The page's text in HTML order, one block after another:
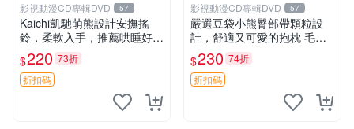
影視動漫CD專輯DVD 57
Kaichi凱馳萌熊設計安撫搖
鈴，柔軟入手，推薦哄睡好選
擇 熊公仔 安撫玩具 喂食環
$220 73折
折扣碼
影視動漫CD專輯DVD 57
嚴選豆袋小熊臀部帶顆粒設
計，舒適又可愛的抱枕 毛絨
抱枕、臀部按摩、坐墊
$230 74折
折扣碼